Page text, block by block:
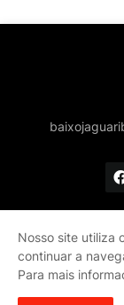
Início Quem
Nosso site utiliza
continuar a
Para mais